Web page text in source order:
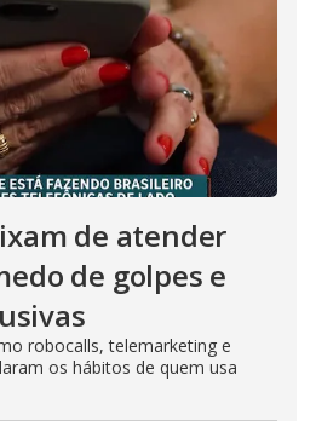
de atender
de golpes e
robocalls, telemarketing e
os hábitos de quem usa